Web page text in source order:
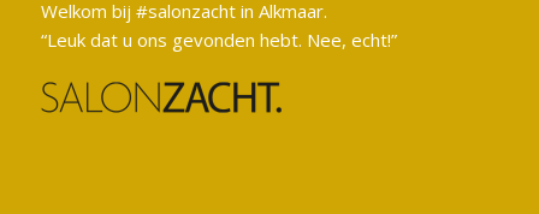
Welkom bij #salonzacht in Alkmaar.
“Leuk dat u ons gevonden hebt. Nee, echt!”